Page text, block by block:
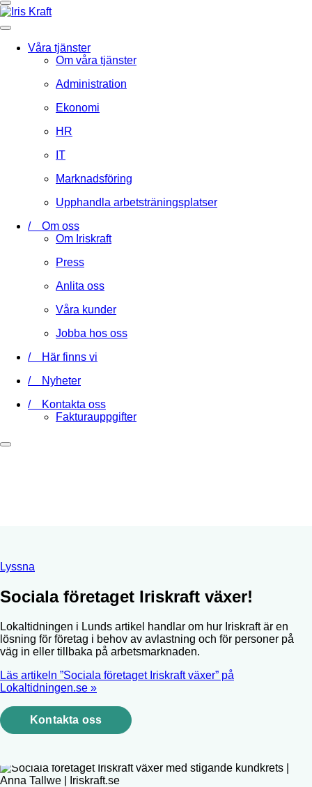
Våra tjänster
Om våra tjänster
Administration
Ekonomi
HR
IT
Marknadsföring
Upphandla arbetsträningsplatser
/ Om oss
Om Iriskraft
Press
Anlita oss
Våra kunder
Jobba hos oss
/ Här finns vi
/ Nyheter
/ Kontakta oss
Fakturauppgifter
Lyssna
Sociala företaget Iriskraft växer!
Lokaltidningen i Lunds artikel handlar om hur Iriskraft är en
lösning för företag i behov av avlastning och för personer på
väg in eller tillbaka på arbetsmarknaden.
Läs artikeln ”Sociala företaget Iriskraft växer” på
Lokaltidningen.se »
Kontakta oss